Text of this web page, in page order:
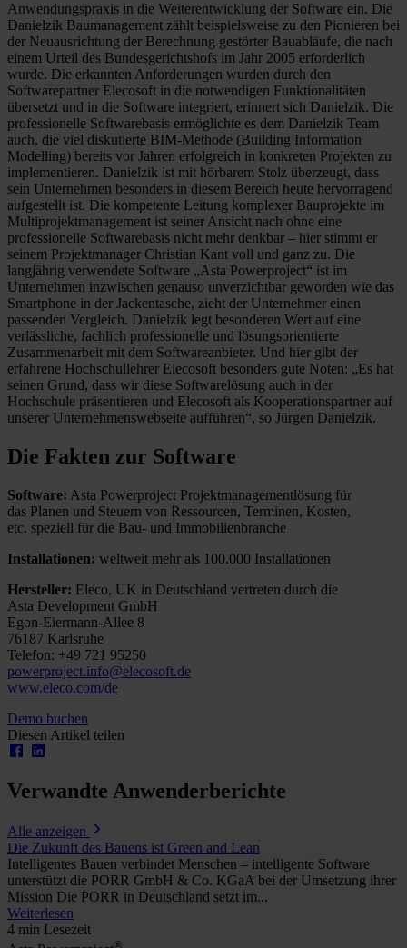
Anwendungspraxis in die Weiterentwicklung der Software ein. Die
Danielzik Baumanagement zählt beispielsweise zu den Pionieren bei
der Neuausrichtung der Berechnung gestörter Bauabläufe, die nach
einem Urteil des Bundesgerichtshofs im Jahr 2005 erforderlich
wurde. Die erkannten Anforderungen wurden durch den
Softwarepartner Elecosoft in die notwendigen Funktionalitäten
übersetzt und in die Software integriert, erinnert sich Danielzik. Die
professionelle Softwarebasis ermöglichte es dem Danielzik Team
auch, die viel diskutierte BIM-Methode (Building Information
Modelling) bereits vor Jahren erfolgreich in konkreten Projekten zu
implementieren. Danielzik ist mit hörbarem Stolz überzeugt, dass
sein Unternehmen besonders in diesem Bereich heute hervorragend
aufgestellt ist. Die kompetente Leitung komplexer Bauprojekte im
Multiprojektmanagement ist seiner Ansicht nach ohne eine
professionelle Softwarebasis nicht mehr denkbar – hier stimmt er
seinem Projektmanager Christian Kant voll und ganz zu. Die
langjährig verwendete Software „Asta Powerproject“ ist im
Unternehmen inzwischen genauso unverzichtbar geworden wie das
Smartphone in der Jackentasche, zieht der Unternehmer einen
passenden Vergleich. Danielzik legt besonderen Wert auf eine
verlässliche, fachlich professionelle und lösungsorientierte
Zusammenarbeit mit dem Softwareanbieter. Und hier gibt der
erfahrene Hochschullehrer Elecosoft besonders gute Noten: „Es hat
seinen Grund, dass wir diese Softwarelösung auch in der
Hochschule präsentieren und Elecosoft als Kooperationspartner auf
unserer Unternehmenswebseite aufführen“, so Jürgen Danielzik.
Die Fakten zur Software
Software: Asta Powerproject Projektmanagementlösung für
das Planen und Steuern von Ressourcen, Terminen, Kosten,
etc. speziell für die Bau- und Immobilienbranche
Installationen: weltweit mehr als 100.000 Installationen
Hersteller: Eleco, UK in Deutschland vertreten durch die
Asta Development GmbH
Egon-Eiermann-Allee 8
76187 Karlsruhe
Telefon: +49 721 95250
powerproject.info@elecosoft.de
www.eleco.com/de
Demo buchen
Diesen Artikel teilen
Verwandte Anwenderberichte
Alle anzeigen
Die Zukunft des Bauens ist Green and Lean
Intelligentes Bauen verbindet Menschen – intelligente Software
unterstützt die PORR GmbH & Co. KGaA bei der Umsetzung ihrer
Mission Die PORR in Deutschland setzt im...
Weiterlesen
4 min Lesezeit
®